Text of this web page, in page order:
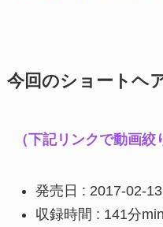
今回のショートヘ
（下記リンクで動画絞
発売日 : 2017-02-
収録時間 : 141分min